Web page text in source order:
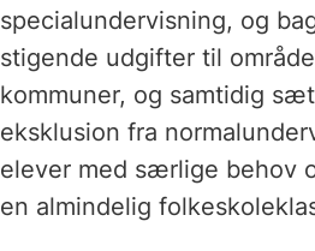
specialundervisning, og
stigende udgifter til
kommuner, og samtidig
eksklusion fra
elever med særlige behov
en almindelig